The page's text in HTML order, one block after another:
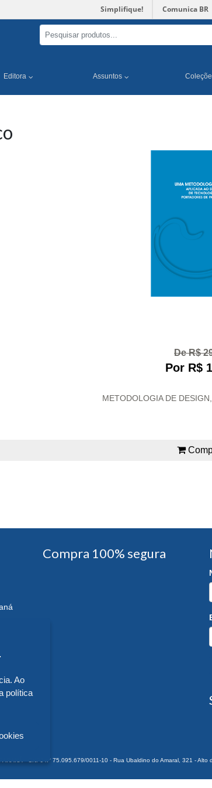
Simplifique! Comunica BR
Editora Assuntos
De R$
Por R$
METODOLOGIA DE DESIGN,
Compra 100% segura
- CNPJ n° 75.095.679/0011-10 - Rua Ubaldino do Amaral, 321 - Alto
Ao
política